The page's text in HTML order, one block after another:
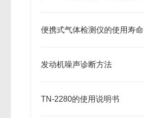
便携式气体检测仪的使用寿命
发动机噪声诊断方法
TN-2280的使用说明书